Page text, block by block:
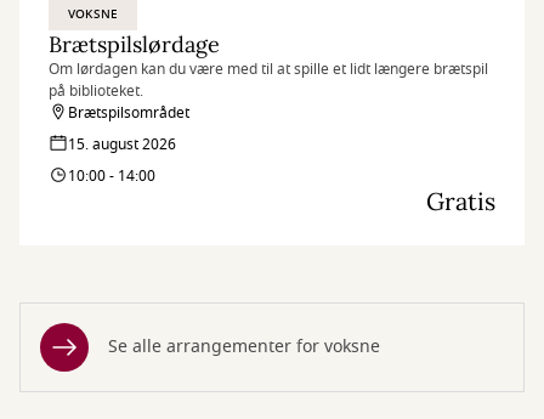
VOKSNE
Brætspilslørdage
Om lørdagen kan du være med til at spille et lidt længere brætspil
på biblioteket.
Brætspilsområdet
15. august 2026
10:00 - 14:00
Gratis
Se alle arrangementer for voksne